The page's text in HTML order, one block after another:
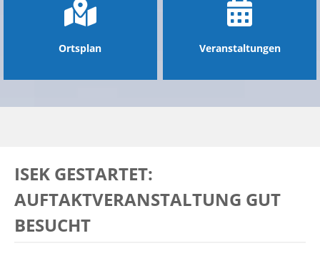
Ortsplan Veranstaltungen
ISEK GESTARTET:
AUFTAKTVERANSTALTUNG GUT
BESUCHT